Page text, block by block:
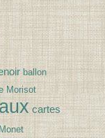
ballon
Morisot
cartes